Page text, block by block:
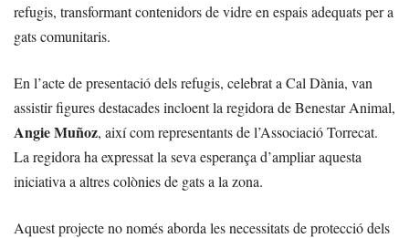
refugis, transformant contenidors de vidre en espais adequats per a
gats comunitaris.
En l’acte de presentació dels refugis, celebrat a Cal Dània, van
assistir figures destacades incloent la regidora de Benestar Animal,
Angie Muñoz, així com representants de l’Associació Torrecat.
La regidora ha expressat la seva esperança d’ampliar aquesta
iniciativa a altres colònies de gats a la zona.
Aquest projecte no només aborda les necessitats de protecció dels